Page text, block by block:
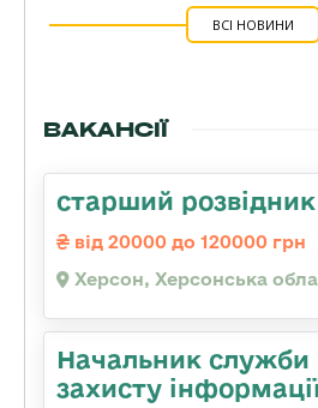
ВСІ НОВИНИ
ВАКАНСІЇ
старший розвідник
від 20000 до 120000 грн
Херсон, Херсонська
Начальник служби
захисту